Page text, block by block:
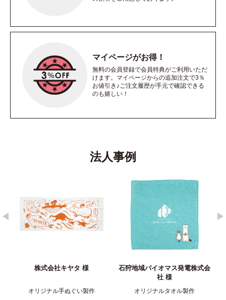
マイページがお得！
無料の会員登録で会員特典がご利用いただ
けます。マイページからの追加注文で3％
お値引き♪ご注文履歴が手元で確認できる
のも嬉しい！
法人事例
石狩地域バイオマス発電株式会
オリジナルタオル製作
株式会社 香川銀行 様
オリジナルTシャツ製作